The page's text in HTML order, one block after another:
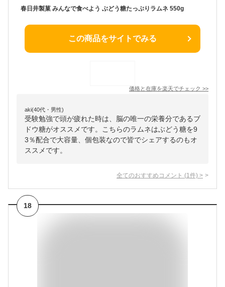
春日井製菓 みんなで食べよう ぶどう糖たっぷりラムネ 550g
この商品をサイトでみる
価格と在庫を楽天でチェック >>
aki(40代・男性)
受験勉強で頭が疲れた時は、脳の唯一の栄養分であるブ
ドウ糖がオススメです。こちらのラムネはぶどう糖を9
3％配合で大容量、個包装なので皆でシェアするのもオ
ススメです。
全てのおすすめコメント (1 件) >
18